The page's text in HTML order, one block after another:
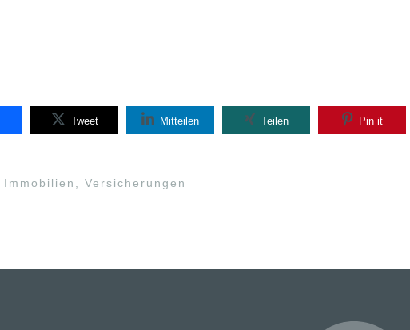
Tweet Mitteilen Teilen Pin it
Immobilien Versicherungen